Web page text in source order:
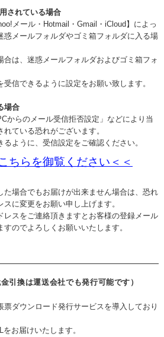
されている場合
メール・Hotmail・Gmail・iCloud】によっ
惑メールフォルダやゴミ箱フォルダに入る場
合は、迷惑メールフォルダおよびゴミ箱フォ
信できるように設定をお願い致します。
場合
からのメール受信拒否設定」などにより当
ている恐れがございます。
ように、受信設定をご確認ください。
ちらを御覧ください＜＜
た場合でもお届けが出来ません場合は、恐れ
に変更をお願い申し上げます。
レスをご連絡頂きますとお客様の登録メール
のでよろしくお願いいたします。
引換は運送会社でも発行可能です）
ダウンロード発行サービスを導入しており
お届けいたします。